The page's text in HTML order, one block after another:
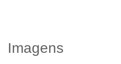
Imagens